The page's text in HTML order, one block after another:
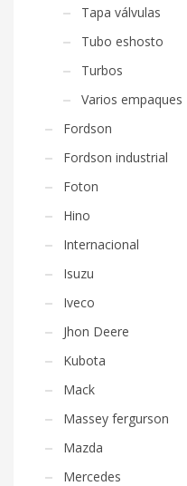
Tapa válvulas
Tubo eshosto
Turbos
Varios empaques
Fordson
Fordson industrial
Foton
Hino
Internacional
Isuzu
Iveco
Jhon Deere
Kubota
Mack
Massey fergurson
Mazda
Mercedes